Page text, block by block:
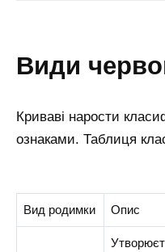
види
Криваві нарости
ознаками. Таблиця
Вид родимки Опис